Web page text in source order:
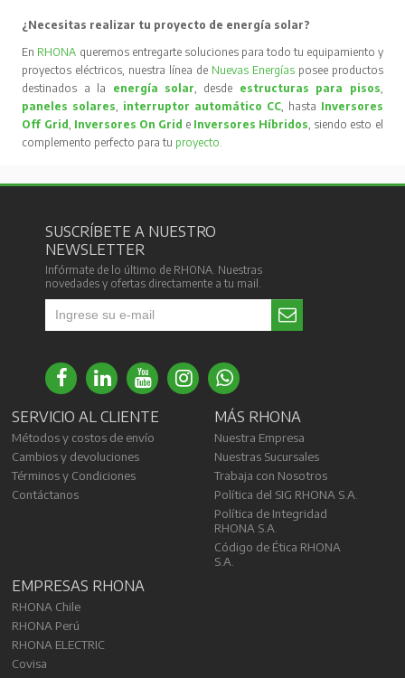
¿Necesitas realizar tu proyecto de energía solar?
En RHONA queremos entregarte soluciones para todo tu equipamiento y
proyectos eléctricos, nuestra línea de Nuevas Energíasposee productos
destinados a la energía solar, desde estructuras para pisos,
paneles solares, interruptor automático CC, hasta Inversores
Off Grid, Inversores On Grid e Inversores Híbridos, siendo esto el
complemento perfecto para tu proyecto.
SUSCRÍBETE A NUESTRO
NEWSLETTER
Infórmate de lo último de RHONA. Nuestras
novedades y ofertas directamente a tu mail.
SERVICIO AL CLIENTE
Métodos y costos de envío
Cambios y devoluciones
Términos y Condiciones
Contáctanos
MÁS RHONA
Nuestra Empresa
Nuestras Sucursales
Trabaja con Nosotros
Política del SIG RHONA S.A.
Política de Integridad
RHONA S.A.
Código de Ética RHONA
S.A.
EMPRESAS RHONA
RHONA Chile
RHONA Perú
RHONA ELECTRIC
Covisa